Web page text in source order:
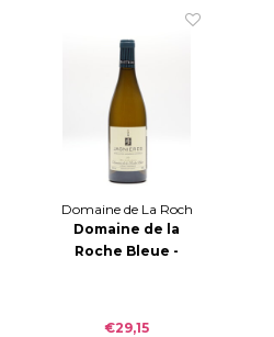
Domaine de La Roch
Bleue
Domaine de la
Roche Bleue -
€29,15